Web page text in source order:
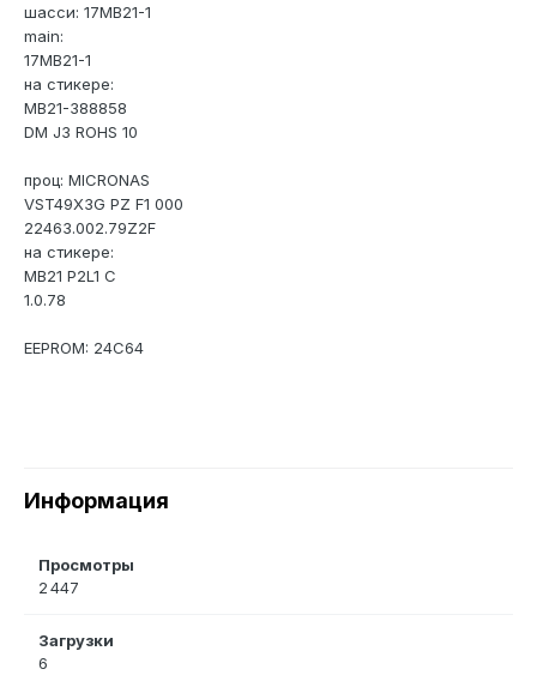
шасси: 17MB21-1
main:
17MB21-1
на стикере:
MB21-388858
DM J3 ROHS 10
проц: MICRONAS
VST49X3G PZ F1 000
22463.002.79Z2F
на стикере:
MB21 P2L1 C
1.0.78
EEPROM: 24C64
Информация
Просмотры
2 447
Загрузки
6